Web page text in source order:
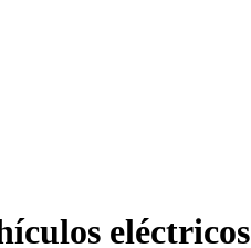
eléctricos